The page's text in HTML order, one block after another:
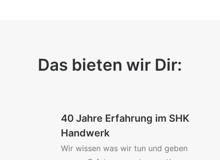
Das bieten wir Dir:
40 Jahre Erfahrung im SHK
Handwerk
Wir wissen was wir tun und geben